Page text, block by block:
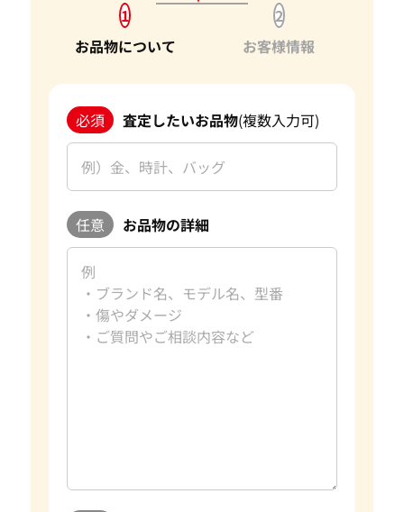
1
お品物について
2
お客様情報
必須 査定したいお品物(複数入力可)
任意 お品物の詳細